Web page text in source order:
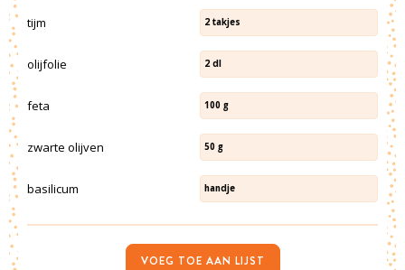
tijm 2 takjes
olijfolie 2 dl
feta 100 g
zwarte olijven 50 g
basilicum handje
VOEG TOE AAN LIJST